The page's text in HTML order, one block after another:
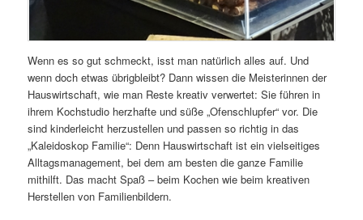
Wenn es so gut schmeckt, isst man natürlich alles auf. Und
wenn doch etwas übrigbleibt? Dann wissen die Meisterinnen der
Hauswirtschaft, wie man Reste kreativ verwertet: Sie führen in
ihrem Kochstudio herzhafte und süße „Ofenschlupfer“ vor. Die
sind kinderleicht herzustellen und passen so richtig in das
„Kaleidoskop Familie“: Denn Hauswirtschaft ist ein vielseitiges
Alltagsmanagement, bei dem am besten die ganze Familie
mithilft. Das macht Spaß – beim Kochen wie beim kreativen
Herstellen von Familienbildern.